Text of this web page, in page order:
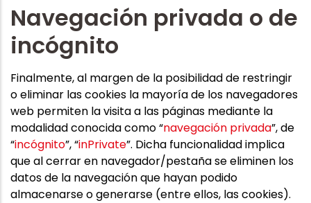
Navegación privada o de
incógnito
Finalmente, al margen de la posibilidad de restringir
o eliminar las cookies la mayoría de los navegadores
web permiten la visita a las páginas mediante la
modalidad conocida como “navegación privada”, de
“incógnito”, “inPrivate”. Dicha funcionalidad implica
que al cerrar en navegador/pestaña se eliminen los
datos de la navegación que hayan podido
almacenarse o generarse (entre ellos, las cookies).